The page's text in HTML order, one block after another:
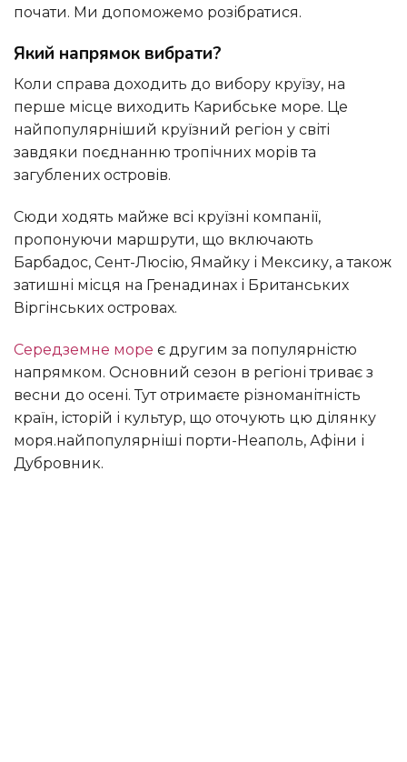
почати. Ми допоможемо розібратися.
Який напрямок вибрати?
Коли справа доходить до вибору круїзу, на
перше місце виходить Карибське море. Це
найпопулярніший круїзний регіон у світі
завдяки поєднанню тропічних морів та
загублених островів.
Сюди ходять майже всі круїзні компанії,
пропонуючи маршрути, що включають
Барбадос, Сент-Люсію, Ямайку і Мексику, а також
затишні місця на Гренадинах і Британських
Віргінських островах.
Середземне море є другим за популярністю
напрямком. Основний сезон в регіоні триває з
весни до осені. Тут отримаєте різноманітність
країн, історій і культур, що оточують цю ділянку
моря.найпопулярніші порти-Неаполь, Афіни і
Дубровник.